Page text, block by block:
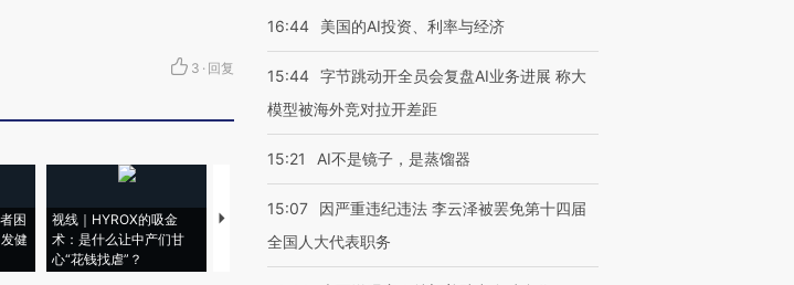
3 · 回复
困
健
视线｜HYROX的吸金
术：是什么让中产们甘
心“花钱找虐”？
马航飞行员跨国走私7万
粒摇头丸 尿检体内含3种
视线｜被称为“蟑螂”的印
视线｜“入侵”还是“人道危
16:44 美国的AI投资、利率与经济
15:44 字节跳动开全员会复盘AI业务进展 称大
模型被海外竞对拉开差距
15:21 AI不是镜子，是蒸馏器
15:07
因严重违纪违法 李云泽被罢免第十四届
全国人大代表职务